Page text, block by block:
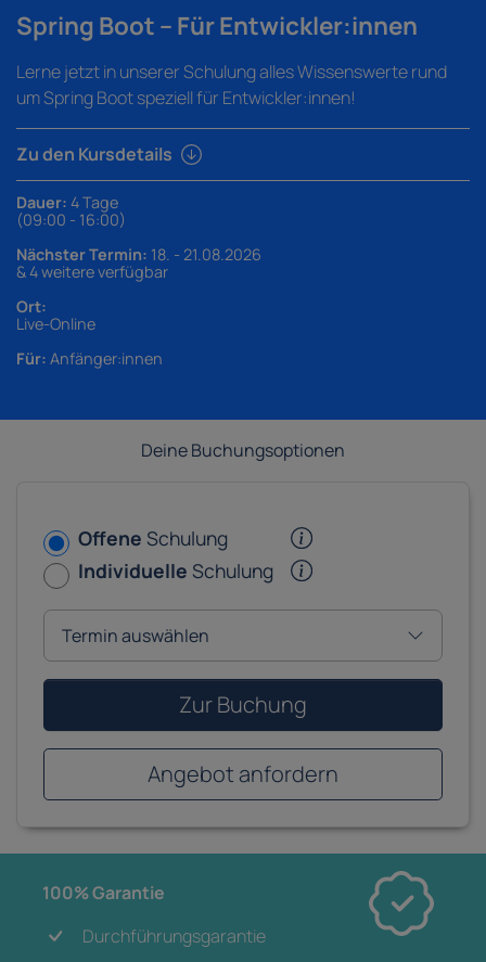
Spring Boot – Für Entwickler:innen
Lerne jetzt in unserer Schulung alles Wissenswerte rund
um Spring Boot speziell für Entwickler:innen!
Zu den Kursdetails
Dauer: 4 Tage
(09:00 - 16:00)
Nächster Termin: 18. - 21.08.2026
& 4 weitere verfügbar
Ort:
Live-Online
Für: Anfänger:innen
Deine Buchungsoptionen
Offene Schulung
Individuelle Schulung
Zur Buchung
Angebot anfordern
100% Garantie
Durchführungsgarantie